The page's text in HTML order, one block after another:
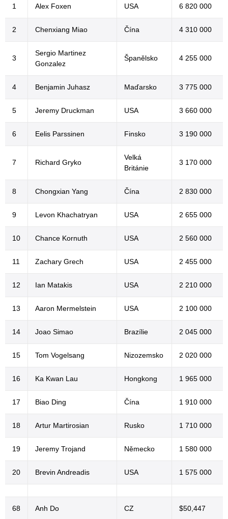
1 Alex Foxen USA 6 820 000
2 Chenxiang Miao Čína 4 310 000
3
Sergio Martinez
Gonzalez
Španělsko 4 255 000
4 Benjamin Juhasz Maďarsko 3 775 000
5 Jeremy Druckman USA 3 660 000
6 Eelis Parssinen Finsko 3 190 000
7 Richard Gryko
Velká
Británie
3 170 000
8 Chongxian Yang Čína 2 830 000
9 Levon Khachatryan USA 2 655 000
10 Chance Kornuth USA 2 560 000
11 Zachary Grech USA 2 455 000
12 Ian Matakis USA 2 210 000
13 Aaron Mermelstein USA 2 100 000
14 Joao Simao Brazílie 2 045 000
15 Tom Vogelsang Nizozemsko 2 020 000
16 Ka Kwan Lau Hongkong 1 965 000
17 Biao Ding Čína 1 910 000
18 Artur Martirosian Rusko 1 710 000
19 Jeremy Trojand Německo 1 580 000
20 Brevin Andreadis USA 1 575 000
68 Anh Do CZ $50,447